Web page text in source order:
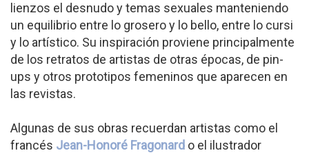
lienzos el desnudo y temas sexuales manteniendo
un equilibrio entre lo grosero y lo bello, entre lo cursi
y lo artístico. Su inspiración proviene principalmente
de los retratos de artistas de otras épocas, de pin-
ups y otros prototipos femeninos que aparecen en
las revistas.
Algunas de sus obras recuerdan artistas como el
francés Jean-Honoré Fragonard o el ilustrador